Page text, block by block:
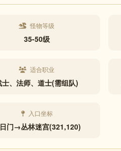
怪物等级
35-50级
适合职业
士、法师、道士(需组队)
入口坐标
门→丛林迷宫(321,120)